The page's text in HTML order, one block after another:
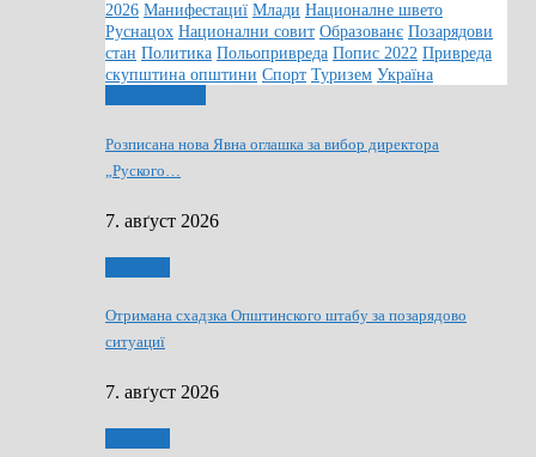
2026 Манифестациї Млади Националне швето
Руснацох Национални совит Образованє Позарядови
стан Политика Польопривреда Попис 2022 Привреда
скупштина општини Спорт Туризем Україна
Розписана нова Явна оглашка за вибор директора
„Руского…
7. авґуст 2026
Отримана схадзка Општинского штабу за позарядово
ситуациї
7. авґуст 2026